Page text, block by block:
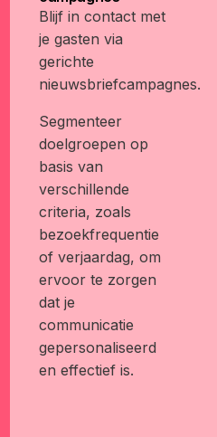
Blijf in contact met
je gasten via
gerichte
nieuwsbriefcampagnes.
Segmenteer
doelgroepen op
basis van
verschillende
criteria, zoals
bezoekfrequentie
of verjaardag, om
ervoor te zorgen
dat je
communicatie
gepersonaliseerd
en effectief is.